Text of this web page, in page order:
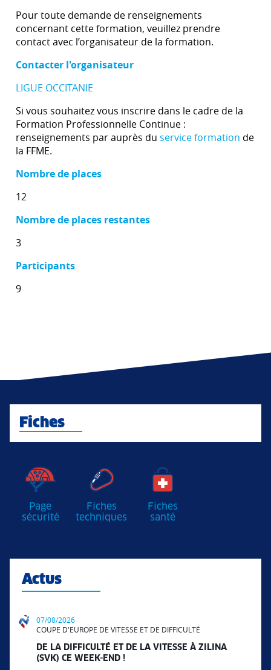
Pour toute demande de renseignements
concernant cette formation, veuillez prendre
contact avec l’organisateur de la formation.
Contacter l'organisateur
LIGUE OCCITANIE
Si vous souhaitez vous inscrire dans le cadre de la
Formation Professionnelle Continue :
renseignements par auprès du service formation de
la FFME.
Nombre de places
12
Nombre de places restantes
3
Participants
9
Fiches
Page
sécurité
Fiches
techniques
Fiches
santé
Actus
07/08/2026
COUPE D'EUROPE DE VITESSE ET DE DIFFICULTÉ
DE LA DIFFICULTÉ ET DE LA VITESSE À ZILINA
(SVK) CE WEEK-END !